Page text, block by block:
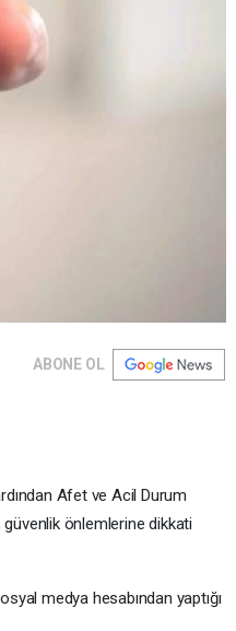
ABONE OL
Afet ve Acil Durum
güvenlik önlemlerine dikkati
medya hesabından yaptığı